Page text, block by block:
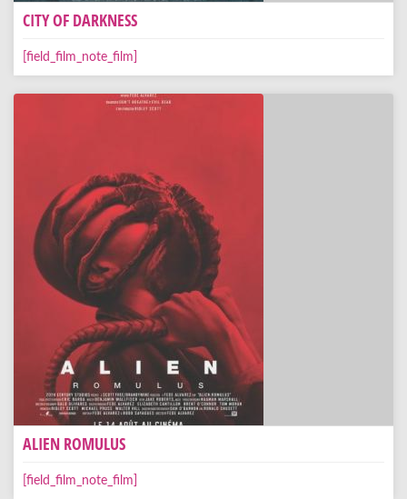
CITY OF DARKNESS
[field_film_note_film]
ALIEN ROMULUS
[field_film_note_film]